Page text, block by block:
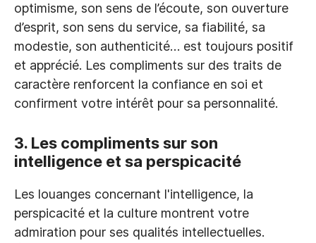
optimisme, son sens de l’écoute, son ouverture
d’esprit, son sens du service, sa fiabilité, sa
modestie, son authenticité… est toujours positif
et apprécié. Les compliments sur des traits de
caractère renforcent la confiance en soi et
confirment votre intérêt pour sa personnalité.
3. Les compliments sur son
intelligence et sa perspicacité
Les louanges concernant l'intelligence, la
perspicacité et la culture montrent votre
admiration pour ses qualités intellectuelles.